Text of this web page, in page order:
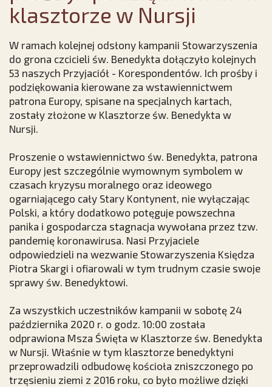
klasztorze w Nursji
W ramach kolejnej odsłony kampanii Stowarzyszenia
do grona czcicieli św. Benedykta dołączyło kolejnych
53 naszych Przyjaciół - Korespondentów. Ich prośby i
podziękowania kierowane za wstawiennictwem
patrona Europy, spisane na specjalnych kartach,
zostały złożone w Klasztorze św. Benedykta w
Nursji.
Proszenie o wstawiennictwo św. Benedykta, patrona
Europy jest szczególnie wymownym symbolem w
czasach kryzysu moralnego oraz ideowego
ogarniającego cały Stary Kontynent, nie wyłączając
Polski, a który dodatkowo potęguje powszechna
panika i gospodarcza stagnacja wywołana przez tzw.
pandemię koronawirusa. Nasi Przyjaciele
odpowiedzieli na wezwanie Stowarzyszenia Księdza
Piotra Skargi i ofiarowali w tym trudnym czasie swoje
sprawy św. Benedyktowi.
Za wszystkich uczestników kampanii w sobotę 24
października 2020 r. o godz. 10:00 została
odprawiona Msza Święta w Klasztorze św. Benedykta
w Nursji. Właśnie w tym klasztorze benedyktyni
przeprowadzili odbudowę kościoła zniszczonego po
trzęsieniu ziemi z 2016 roku, co było możliwe dzięki